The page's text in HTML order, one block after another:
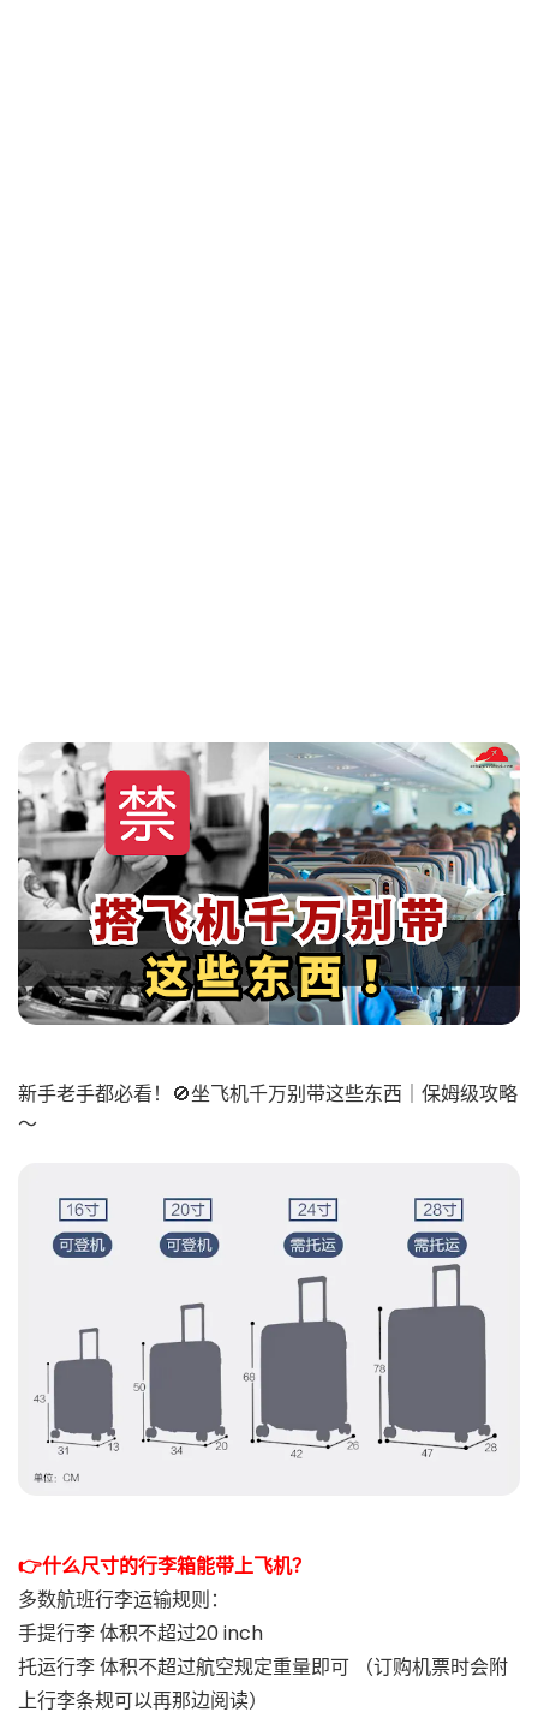
新手老手都必看！ 🚫坐飞机千万别带这些东西｜保姆级攻略
～
👉什么尺寸的行李箱能带上飞机？
多数航班行李运输规则：
手提行李 体积不超过20 inch
托运行李 体积不超过航空规定重量即可
（订购机票时会附
上行李条规可以再那边阅读）